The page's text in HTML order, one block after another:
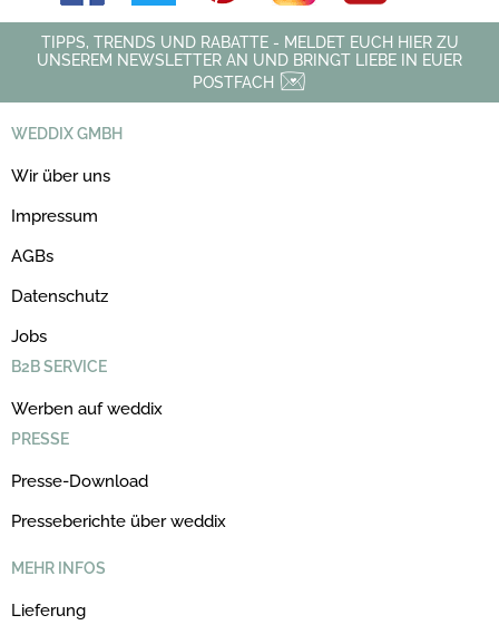
TIPPS, TRENDS UND RABATTE - MELDET EUCH HIER ZU
UNSEREM NEWSLETTER AN UND BRINGT LIEBE IN EUER
POSTFACH
WEDDIX GMBH
Wir über uns
Impressum
AGBs
Datenschutz
Jobs
B2B SERVICE
Werben auf weddix
PRESSE
Presse-Download
Presseberichte über weddix
MEHR INFOS
Lieferung